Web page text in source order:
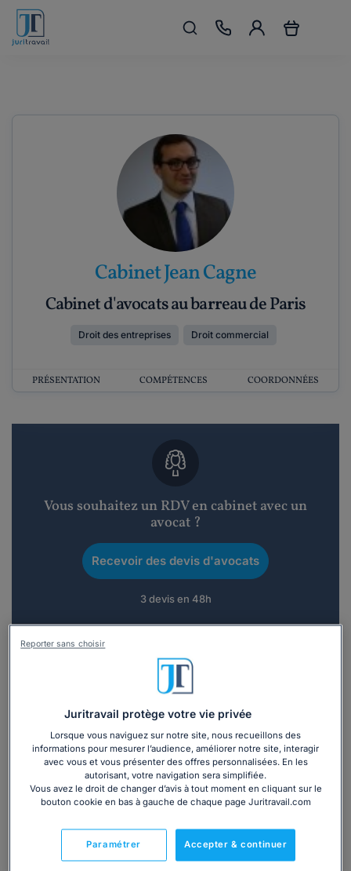
Cabinet Jean Cagne
Cabinet d'avocats au barreau de Paris
Droit des entreprises Droit commercial
PRÉSENTATION COMPÉTENCES COORDONNÉES
Vous souhaitez un RDV en cabinet avec un
avocat ?
Recevoir des devis d'avocats
3 devis en 48h
Vous souhaitez une consultation par
téléphone ?
Consulter immédiatement
ou appelez le01 75 75 42 33(8h à 21h du lundi au
Juritravail protège votre vie privée
Lorsque vous naviguez sur notre site, nous recueillons des
informations pour mesurer l’audience, améliorer notre site, interagir
avec vous et vous présenter des offres personnalisées. En les
autorisant, votre navigation sera simplifiée.
Vous avez le droit de changer d’avis à tout moment en cliquant sur le
bouton cookie en bas à gauche de chaque page Juritravail.com
Accepter & continuer
Paramétrer
Reporter sans choisir